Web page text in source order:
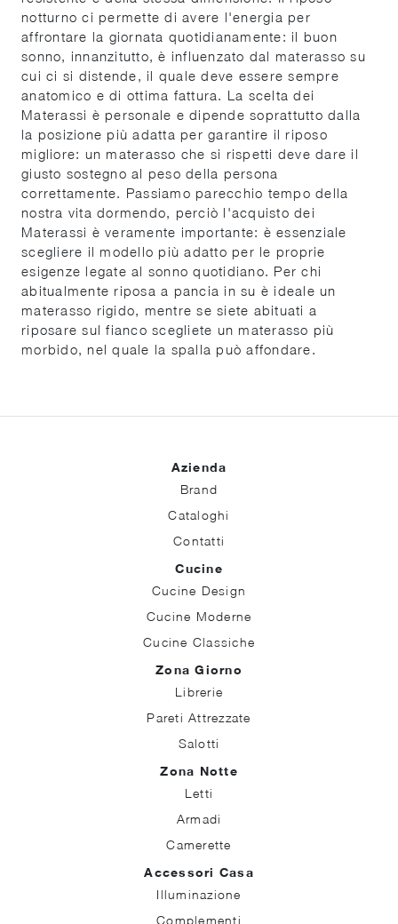
notturno ci permette di avere l'energia per
affrontare la giornata quotidianamente: il buon
sonno, innanzitutto, è influenzato dal materasso su
cui ci si distende, il quale deve essere sempre
anatomico e di ottima fattura. La scelta dei
Materassi è personale e dipende soprattutto dalla
la posizione più adatta per garantire il riposo
migliore: un materasso che si rispetti deve dare il
giusto sostegno al peso della persona
correttamente. Passiamo parecchio tempo della
nostra vita dormendo, perciò l'acquisto dei
Materassi è veramente importante: è essenziale
scegliere il modello più adatto per le proprie
esigenze legate al sonno quotidiano. Per chi
abitualmente riposa a pancia in su è ideale un
materasso rigido, mentre se siete abituati a
riposare sul fianco scegliete un materasso più
morbido, nel quale la spalla può affondare.
Azienda
Brand
Cataloghi
Contatti
Cucine
Cucine Design
Cucine Moderne
Cucine Classiche
Zona Giorno
Librerie
Pareti Attrezzate
Salotti
Zona Notte
Letti
Armadi
Camerette
Accessori Casa
Illuminazione
Complementi